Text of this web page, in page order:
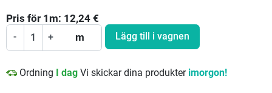
Pris för 1 m: 12,24 €
- + m Lägg till i vagnen
Ordning I dag Vi skickar dina produkter imorgon!